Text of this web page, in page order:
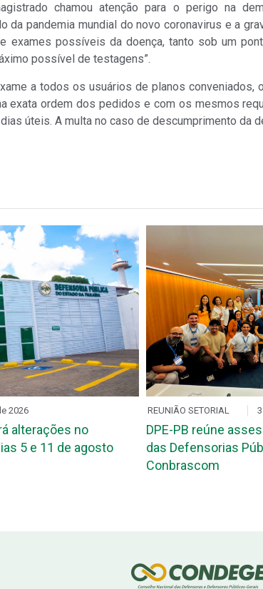
chamou atenção para o perigo na
da pandemia mundial do novo coronavirus e a
exames possíveis da doença, tanto sob um
possível de testagens”.
a todos os usuários de planos
exata ordem dos pedidos e com os mesmos
úteis. A multa no caso de descumprimento da
2026
alterações no
5 e 11 de agosto
REUNIÃO SETORIAL
DPE-PB reúne
das Defensorias
Conbrascom